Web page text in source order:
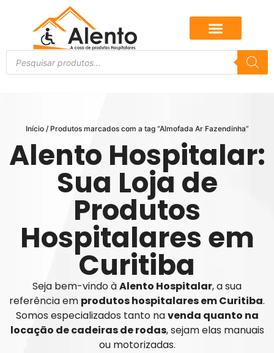
Início/ Produtos marcados com a tag “Almofada Ar Fazendinha”
Alento Hospitalar:
Sua Loja de
Produtos
Hospitalares em
Curitiba
Seja bem-vindo àAlento Hospitalar, a sua
referência em produtos hospitalares em Curitiba.
Somos especializados tanto navenda quanto na
locação de cadeiras de rodas, sejam elas manuais
ou motorizadas.